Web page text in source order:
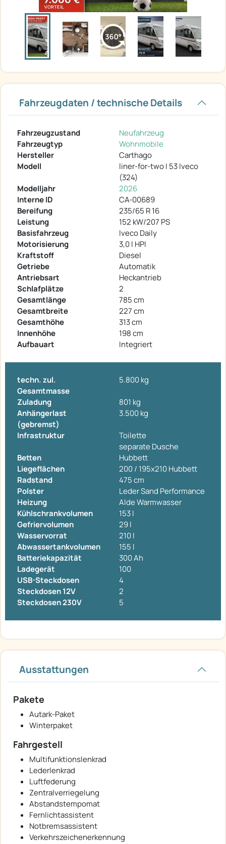
Fahrzeugdaten / technische Details
Fahrzeugzustand
Neufahrzeug
Fahrzeugtyp
Wohnmobile
Hersteller
Carthago
Modell
liner-for-two I 53 Iveco
(324)
Modelljahr
2026
Interne ID
CA-00689
Bereifung
235/65 R 16
Leistung
152 kW/207 PS
Basisfahrzeug
Iveco Daily
Motorisierung
3,0 l HPI
Kraftstoff
Diesel
Getriebe
Automatik
Antriebsart
Heckantrieb
Schlafplätze
2
Gesamtlänge
785 cm
Gesamtbreite
227 cm
Gesamthöhe
313 cm
Innenhöhe
198 cm
Aufbauart
Integriert
techn. zul.
Gesamtmasse
5.800 kg
Zuladung
801 kg
Anhängerlast
(gebremst)
3.500 kg
Infrastruktur
Toilette
separate Dusche
Betten
Hubbett
Liegeflächen
200 / 195x210 Hubbett
Radstand
475 cm
Polster
Leder Sand Performance
Heizung
Alde Warmwasser
Kühlschrankvolumen
153 l
Gefriervolumen
29 l
Wasservorrat
210 l
Abwassertankvolumen
155 l
Batteriekapazität
300 Ah
Ladegerät
100
USB-Steckdosen
4
Steckdosen 12V
2
Steckdosen 230V
5
Ausstattungen
Pakete
Autark-Paket
Winterpaket
Fahrgestell
Multifunktionslenkrad
Lederlenkrad
Luftfederung
Zentralverriegelung
Abstandstempomat
Fernlichtassistent
Notbremsassistent
Verkehrszeichenerkennung